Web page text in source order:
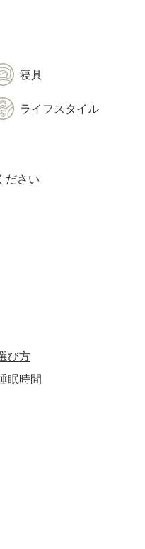
寝具
ライフスタイル
ださい
び方
眠時間